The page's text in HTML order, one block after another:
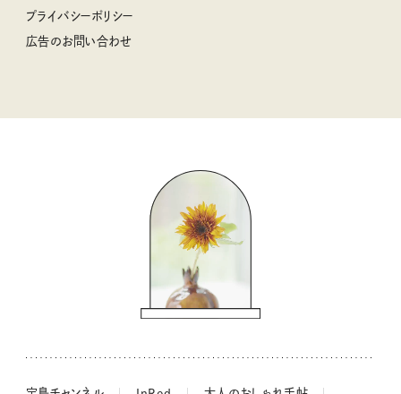
猫と一緒に心地いい暮らし
柳沢小実さんのお散歩するようなゆるり旅
valoさんのかわいいもの探し
ノーラのフィンランド旅気分
吉田羊さんの着物と12のアソビゴコロ
長谷川あかりさんの今週もお疲れ様つまみ
プライバシーポリシー
広告のお問い合わせ